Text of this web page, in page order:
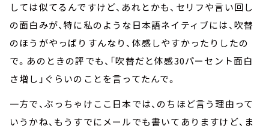
しては似てるんですけど、あれとかも、セリフや言い回し
の面白みが、特に私のような日本語ネイティブには、吹替
のほうがやっぱりすんなり、体感しやすかったりしたの
で。あのときの評でも、「吹替だと体感30パーセント面白
さ増し」ぐらいのことを言ってたんで。
一方で、ぶっちゃけここ日本では、のちほど言う理由って
いうかね、もうすでにメールでも書いてありますけど、ま